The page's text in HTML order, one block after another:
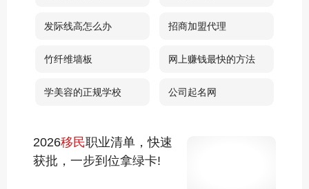
发际线高怎么办 招商加盟代理
竹纤维墙板 网上赚钱最快的方法
学美容的正规学校 公司起名网
2026移民职业清单，快速
获批，一步到位拿绿卡!